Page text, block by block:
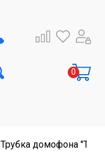
Трубка домофона